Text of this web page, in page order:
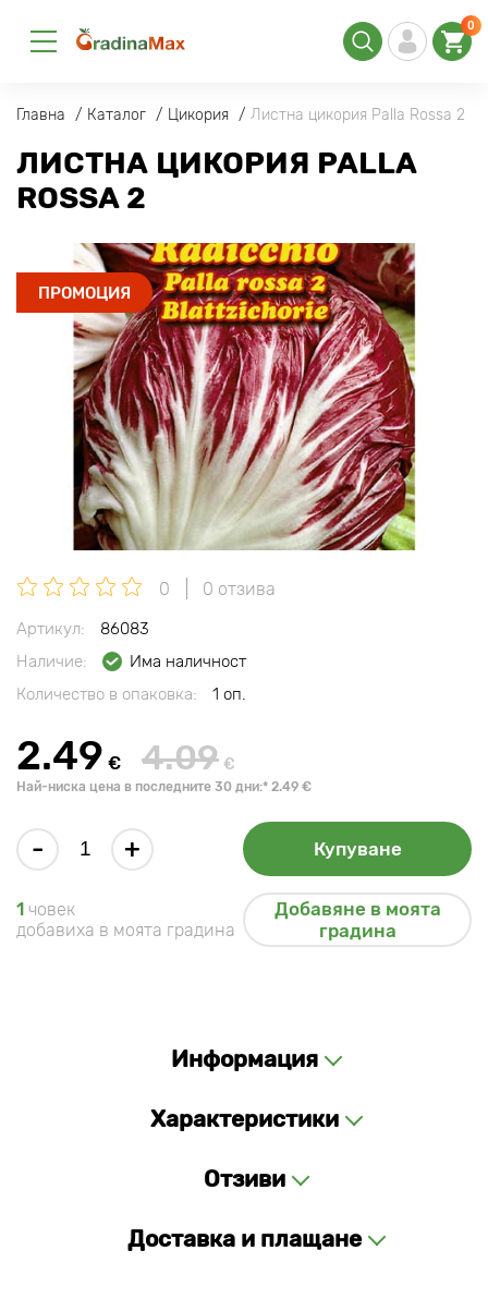
0
Главна Каталог Цикория Листна цикория Palla Rossa 2
ЛИСТНА ЦИКОРИЯ PALLA
ROSSA 2
ПРОМОЦИЯ
0 0 отзива
Артикул:
86083
Наличие:
Има наличност
Количество в опаковка:
1 оп.
2.49 € 4.09 €
Най-ниска цена в последните 30 дни:* 2.49 €
- + Купуване
1 човек
добавиха в моята градина
Добавяне в моята
градина
Информация
Характеристики
Отзиви
Доставка и плащане